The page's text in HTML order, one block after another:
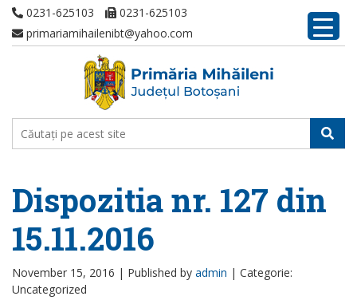
0231-625103
0231-625103
primariamihailenibt@yahoo.com
Dispozitia nr. 127 din
15.11.2016
November 15, 2016 | Published by admin | Categorie:
Uncategorized